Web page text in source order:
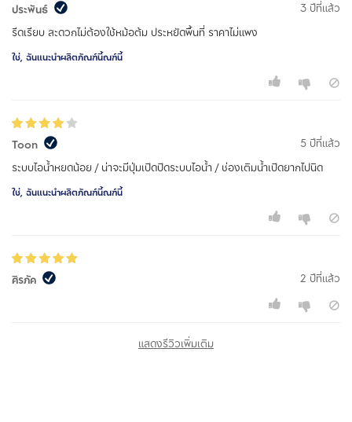
ประพันธ์
3 ปีที่แล้ว
รีดเรียบ สะดวกไม่ต้องใช้หม้อต้ม ประหยัดพื้นที่ ราคาไม่แพง
ใช่, ฉันแนะนำผลิตภัณฑ์นี้ณฑ์นี้
Toon
5 ปีที่แล้ว
ระบบไอน้ำหยดน้อย / น่าจะมีปุ่มเปิดปิดระบบไอน้ำ / ช่องเติมน้ำเปิดยากไปนิด
ใช่, ฉันแนะนำผลิตภัณฑ์นี้ณฑ์นี้
ศิรภัค 2 ปีที่แล้ว
แสดงรีวิวเพิ่มเติม